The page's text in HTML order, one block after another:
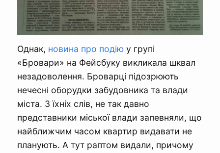
Однак, новина про подію у групі
«Бровари» на Фейсбуку викликала шквал
незадоволення. Броварці підозрюють
нечесні оборудки забудовника та влади
міста. З їхніх слів, не так давно
представники міської влади запевняли, що
найближчим часом квартир видавати не
планують. А тут раптом видали, причому